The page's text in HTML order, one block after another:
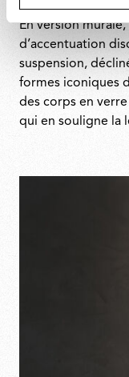
combiner
En version
d’accentuation
suspension,
formes iconiques
des corps en
qui en souligne la